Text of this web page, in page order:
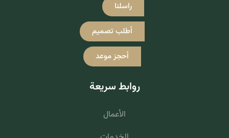
راسلنا
أطلب تصميم
أحجز موعد
روابط سريعة
الأعمال